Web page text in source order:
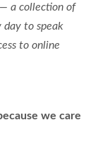
a collection of
day to speak
to online
we care